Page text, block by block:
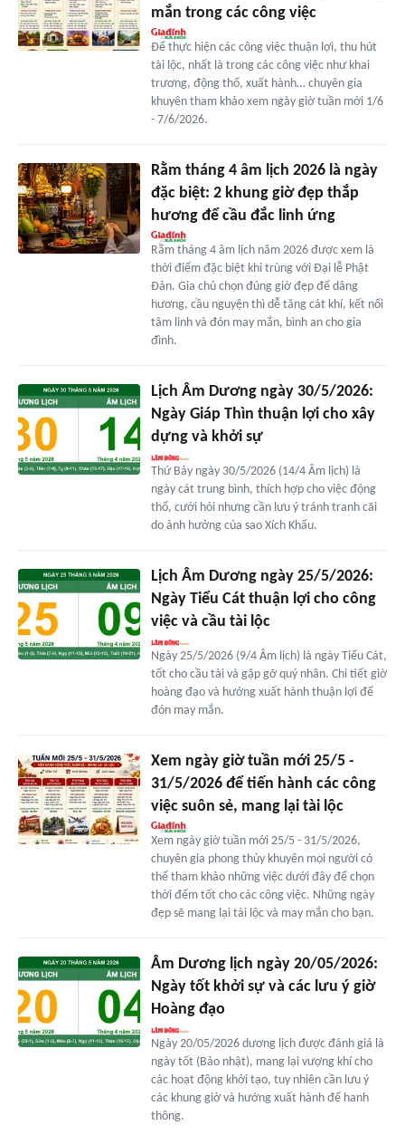
mắn trong các công việc
Để thực hiện các công việc thuận lợi, thu hút
tài lộc, nhất là trong các công việc như khai
trương, động thổ, xuất hành… chuyên gia
khuyên tham khảo xem ngày giờ tuần mới 1/6
- 7/6/2026.
Rằm tháng 4 âm lịch 2026 là ngày
đặc biệt: 2 khung giờ đẹp thắp
hương để cầu đắc linh ứng
Rằm tháng 4 âm lịch năm 2026 được xem là
thời điểm đặc biệt khi trùng với Đại lễ Phật
Đản. Gia chủ chọn đúng giờ đẹp để dâng
hương, cầu nguyện thì dễ tăng cát khí, kết nối
tâm linh và đón may mắn, bình an cho gia
đình.
Lịch Âm Dương ngày 30/5/2026:
Ngày Giáp Thìn thuận lợi cho xây
dựng và khởi sự
Thứ Bảy ngày 30/5/2026 (14/4 Âm lịch) là
ngày cát trung bình, thích hợp cho việc động
thổ, cưới hỏi nhưng cần lưu ý tránh tranh cãi
do ảnh hưởng của sao Xích Khẩu.
Lịch Âm Dương ngày 25/5/2026:
Ngày Tiểu Cát thuận lợi cho công
việc và cầu tài lộc
Ngày 25/5/2026 (9/4 Âm lịch) là ngày Tiểu Cát,
tốt cho cầu tài và gặp gỡ quý nhân. Chi tiết giờ
hoàng đạo và hướng xuất hành thuận lợi để
đón may mắn.
Xem ngày giờ tuần mới 25/5 -
31/5/2026 để tiến hành các công
việc suôn sẻ, mang lại tài lộc
Xem ngày giờ tuần mới 25/5 - 31/5/2026,
chuyên gia phong thủy khuyên mọi người có
thể tham khảo những việc dưới đây để chọn
thời đểm tốt cho các công việc. Những ngày
đẹp sẽ mang lại tài lộc và may mắn cho bạn.
Âm Dương lịch ngày 20/05/2026:
Ngày tốt khởi sự và các lưu ý giờ
Hoàng đạo
Ngày 20/05/2026 dương lịch được đánh giá là
ngày tốt (Bảo nhật), mang lại vượng khí cho
các hoạt động khởi tạo, tuy nhiên cần lưu ý
các khung giờ và hướng xuất hành để hanh
thông.